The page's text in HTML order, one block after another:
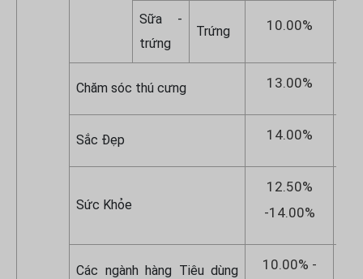
Sữa -
trứng
Trứng 10.00%
Chăm sóc thú cưng 13.00%
Sắc Đẹp 14.00%
Sức Khỏe
12.50%
-14.00%
Các ngành hàng Tiêu dùng
10.00% -